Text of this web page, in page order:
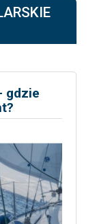
gdzie